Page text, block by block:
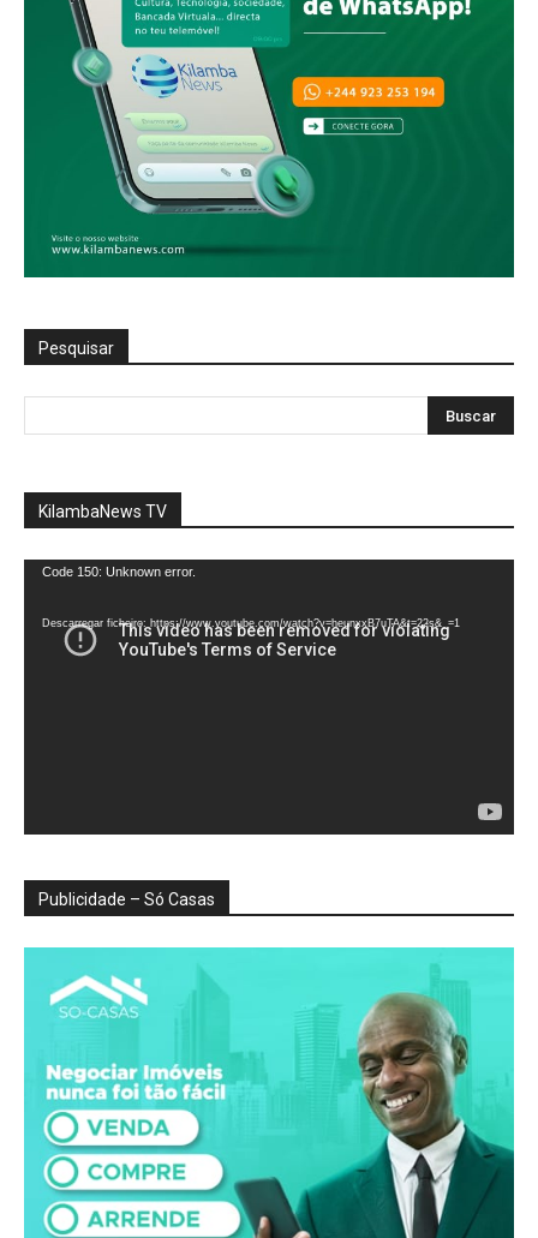
Pesquisar
KilambaNews TV
Reprodutor
vídeo
Code 150: Unknown error.
Descarregar ficheiro: https://www.youtube.com/watch?v=heunxxB7uTA&t=22s&_=1
Publicidade – Só Casas